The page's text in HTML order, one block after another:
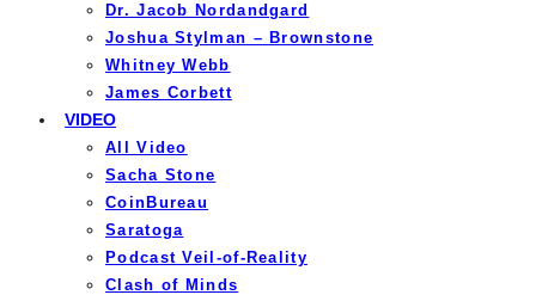
Dr. Jacob Nordandgard
Joshua Stylman – Brownstone
Whitney Webb
James Corbett
VIDEO
All Video
Sacha Stone
CoinBureau
Saratoga
Podcast Veil-of-Reality
Clash of Minds